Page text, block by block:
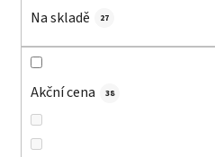
Na skladě 27
Akční cena 38